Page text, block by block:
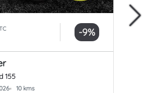
-9%
155
10 kms